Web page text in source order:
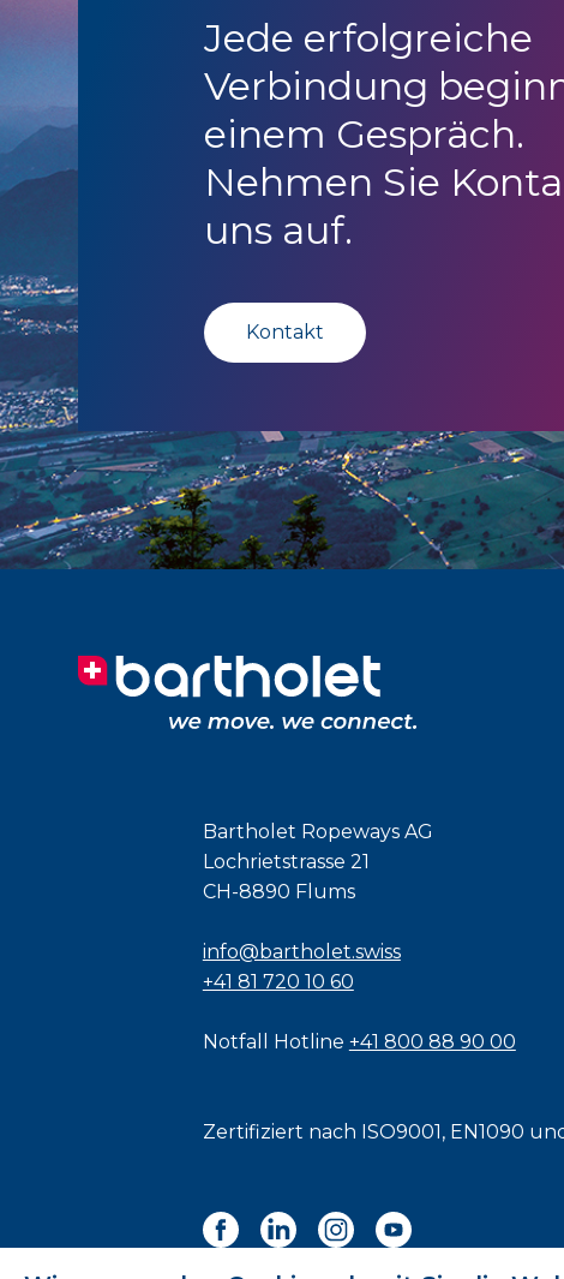
Jede erfolgreiche
Verbindung
einem Gespräch.
Nehmen Sie
uns auf.
Kontakt
Bartholet Ropeways AG
Lochrietstrasse 21
CH-8890 Flums
info@bartholet.swiss
+41 81 720 10 60
Notfall Hotline +41 800 88 90 00
Zertifiziert nach ISO9001, EN1090